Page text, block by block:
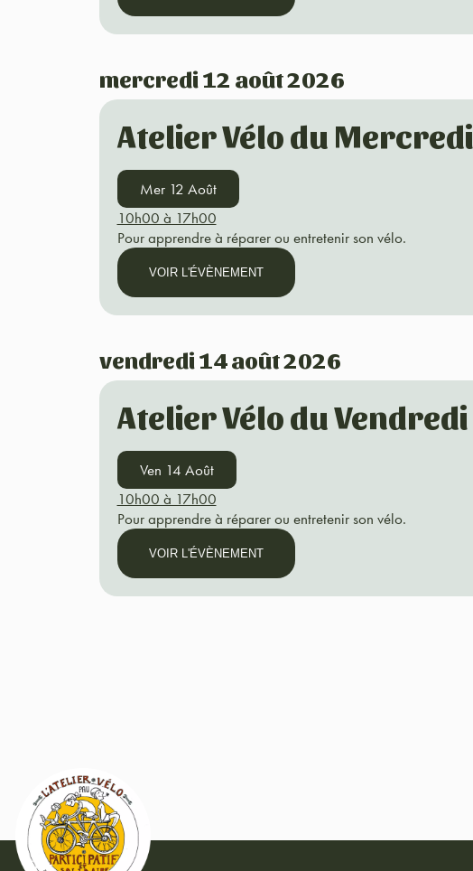
mercredi 12 août 2026
Atelier Vélo du Mercredi
Mer 12 Août
10h00 à 17h00
Pour apprendre à réparer ou entretenir son vélo.
VOIR L'ÉVÈNEMENT
vendredi 14 août 2026
Atelier Vélo du Vendredi
Ven 14 Août
10h00 à 17h00
Pour apprendre à réparer ou entretenir son vélo.
VOIR L'ÉVÈNEMENT